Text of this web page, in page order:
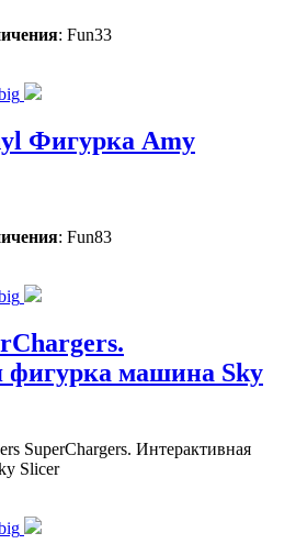
: Fun33
Фигурка Amy
: Fun83
фигурка машина Sky
SuperChargers. Интерактивная
Slicer